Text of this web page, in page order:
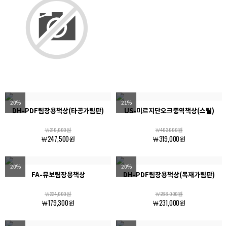
20%
DH-PDF팀장용책상(타공가림판)
￦310,000원
￦247,500원
21%
US-미르지단오크중역책상(스틸)
￦403,000원
￦319,000원
20%
FA-뮤보팀장용책상
￦224,000원
￦179,300원
20%
DH-PDF팀장용책상(목재가림판)
￦288,000원
￦231,000원